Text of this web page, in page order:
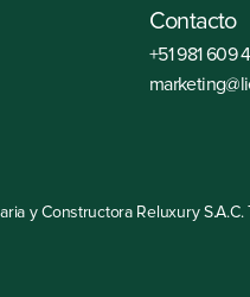
Contacto
+51 981 609
y Constructora Reluxury